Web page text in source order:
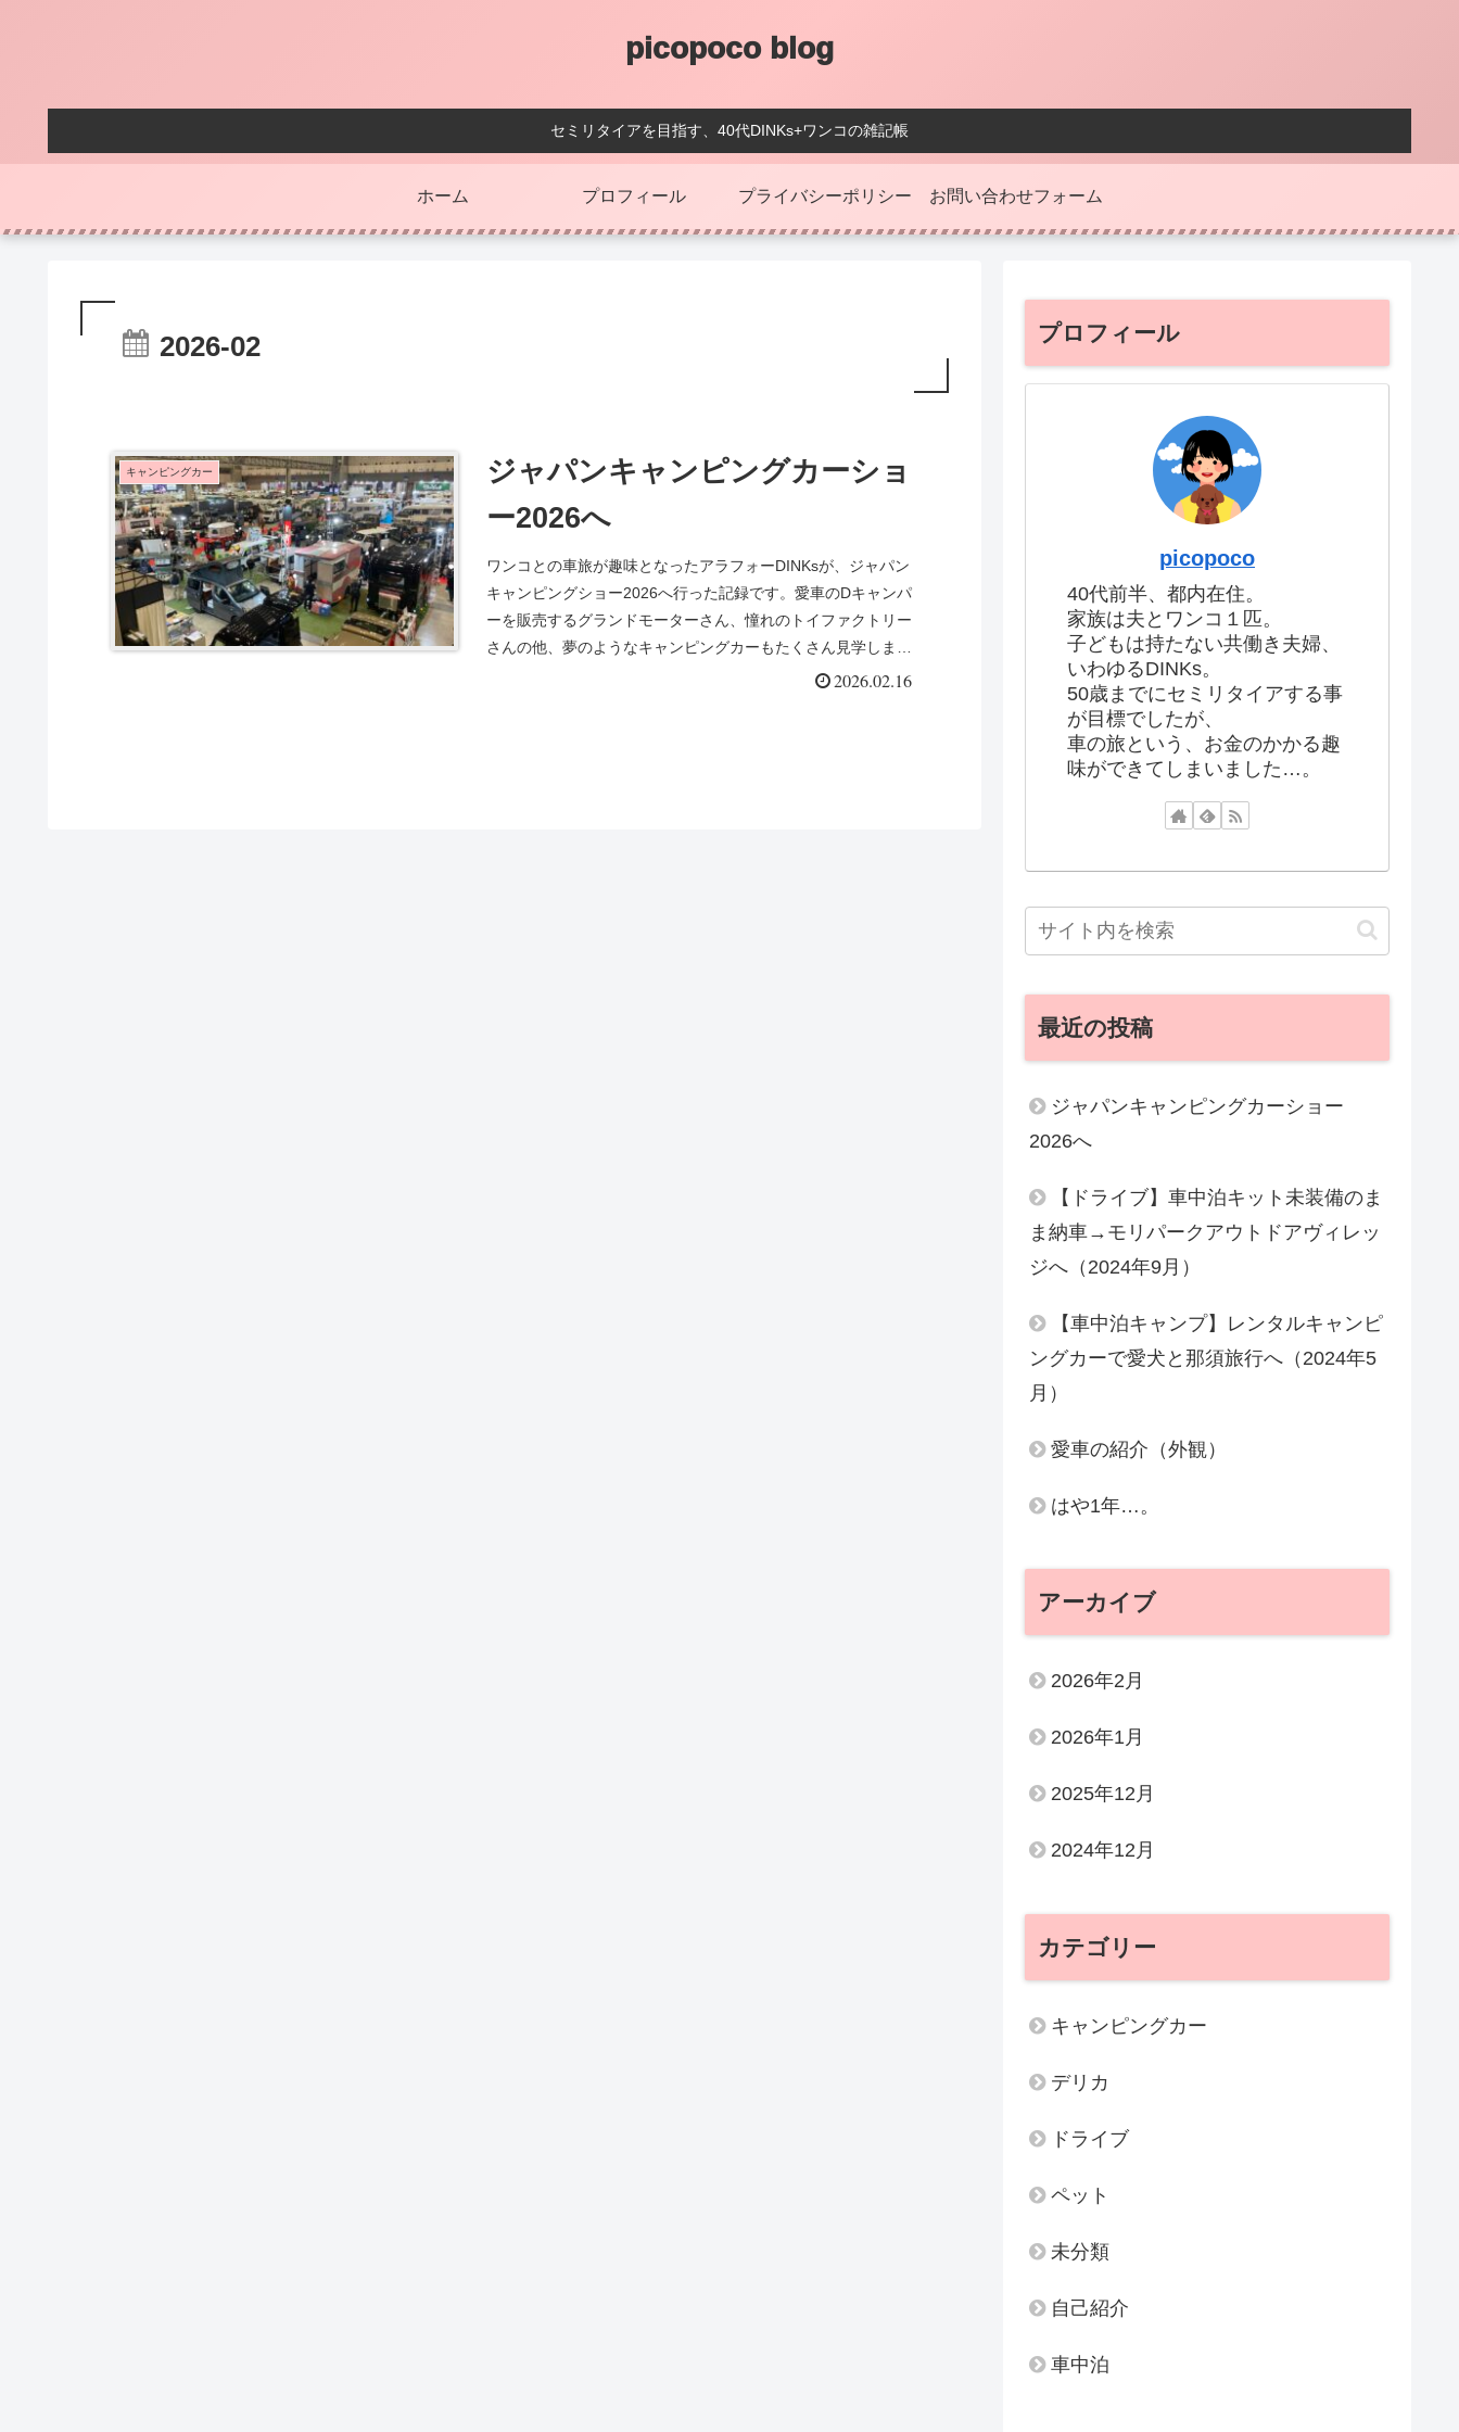
picopoco blog
セミリタイアを目指す、40代DINKs+ワンコの雑記帳
ホーム プロフィール プライバシーポリシー お問い合わせフォーム
2026-02
キャンピングカー
ジャパンキャンピングカーショ
ー2026へ
ワンコとの車旅が趣味となったアラフォーDINKsが、ジャパン
キャンピングショー2026へ行った記録です。愛車のDキャンパ
ーを販売するグランドモーターさん、憧れのトイファクトリー
さんの他、夢のようなキャンピングカーもたくさん見学しまし
2026.02.16
プロフィール
picopoco
40代前半、都内在住。
家族は夫とワンコ１匹。
子どもは持たない共働き夫婦、
いわゆるDINKs。
50歳までにセミリタイアする事
が目標でしたが、
車の旅という、お金のかかる趣
味ができてしまいました…。
最近の投稿
ジャパンキャンピングカーショー
2026へ
【ドライブ】車中泊キット未装備のま
ま納車→モリパークアウトドアヴィレッ
ジへ（2024年9月）
【車中泊キャンプ】レンタルキャンピ
ングカーで愛犬と那須旅行へ（2024年5
月）
愛車の紹介（外観）
はや1年…。
アーカイブ
2026年2月
2026年1月
2025年12月
2024年12月
カテゴリー
キャンピングカー
デリカ
ドライブ
ペット
未分類
自己紹介
車中泊